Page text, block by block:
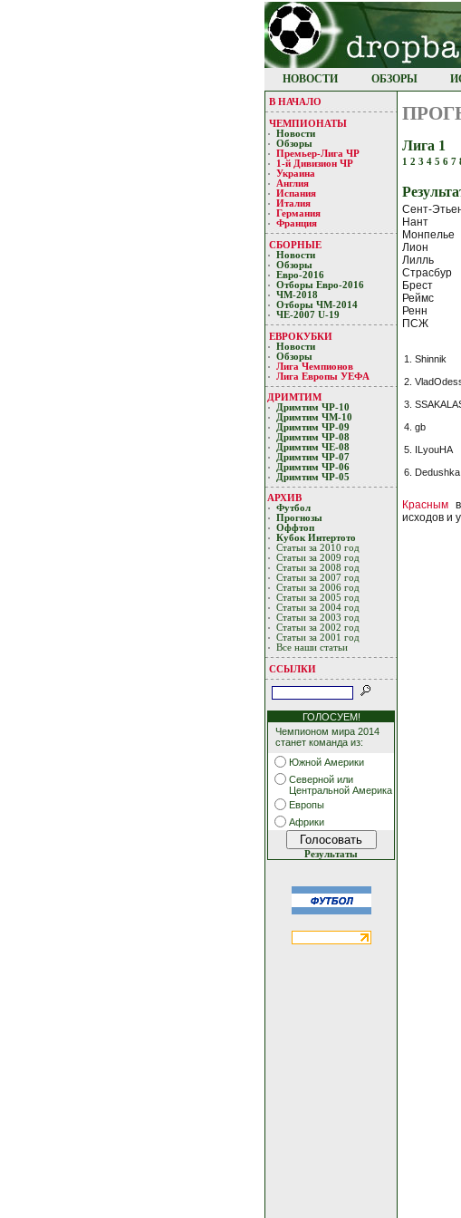
НОВОСТИ ОБЗОРЫ
В НАЧАЛО
ЧЕМПИОНАТЫ
Новости
Обзоры
Премьер-Лигa ЧР
1-й Дивизион ЧР
Украина
Англия
Испания
Италия
Германия
Франция
СБОРНЫЕ
Новости
Обзоры
Евро-2016
Отборы Евро-2016
ЧМ-2018
Отборы ЧМ-2014
ЧЕ-2007 U-19
ЕВРОКУБКИ
Новости
Обзоры
Лигa Чемпиoнoв
Лига Европы УЕФA
ДРИМТИМ
Дримтим ЧР-10
Дримтим ЧМ-10
Дримтим ЧР-09
Дримтим ЧР-08
Дримтим ЧЕ-08
Дримтим ЧР-07
Дримтим ЧР-06
Дримтим ЧР-05
АРХИВ
Футбол
Прогнозы
Оффтоп
Кубoк Интертoтo
Статьи за 2010 год
Статьи за 2009 год
Статьи за 2008 год
Статьи за 2007 год
Статьи за 2006 год
Статьи за 2005 год
Статьи за 2004 год
Статьи за 2003 год
Статьи за 2002 год
Статьи за 2001 год
Все наши статьи
ССЫЛКИ
ГОЛОСУЕМ!
Чемпионом мира 2014
станет команда из:
Южной Америки
Северной или
Центральной Америка
Европы
Африки
Результаты
Лига 1
1 2 3 4 5 6 7
Сент-
Нант
Монпелье
Лион
Лилль
Страсбур
Брест
Реймс
Ренн
ПСЖ
1. Shinnik
2.
3.
4. gb
5. ILyouHA
6. Dedushka
Красным
исходов и